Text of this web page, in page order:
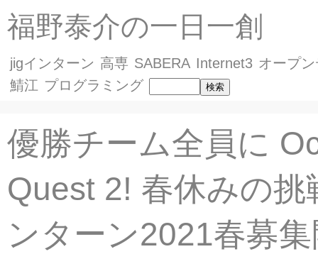
福野泰介の一日一創
jigインターン 高専 SABERA Internet3 オープ
鯖江 プログラミング
優勝チーム全員に
Quest 2! 春休みの挑
ンターン2021春募